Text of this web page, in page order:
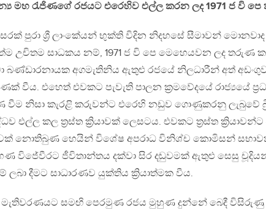
මහ රැජිණගේ රජයට එරෙහිව එල්ල කරන ලද 1971 ජ වි පෙ
පුරා ශ්‍රී ලාංකේයන් භුක්ති විදින නිදහසේ සීමාවන්
උචිතම සාධකය නම්, 1971 ජ වි පෙ මෙහෙයවන ලද තරුණ
බණ්ඩාරනායක අගමැතිනිය ඇතුළු රජයේ නිලධාරීන් අත්
වීය. එහෙත් එවකට පැවැති පාලන ක්‍රමවේදයේ රාජ්‍යයේ
වීම නිසා කැරළි කරුවන්ට එරෙහි නඩුව ගොණුකරනු ලැබුවේ
එල්ල කල ත්‍රස්ත ක්‍රියාවක් ලෙසටය. එවකට ත්‍රස්ත
නොතිබුණ හෙයින් විශේෂ අපරාධ විනිශ්ච කොමිසන්
විජේවීරට ජීවිතාන්තය දක්වා සිර දඬුවමක් ඇතුළු සෙසු
ලබා දීමට සාධාරණව යුක්තිය ක්‍රියාත්මක වීය.
මැතිවරණයට සමඟි පෙරමුණ රජය මුහුණ දුන්නේ බෙදී